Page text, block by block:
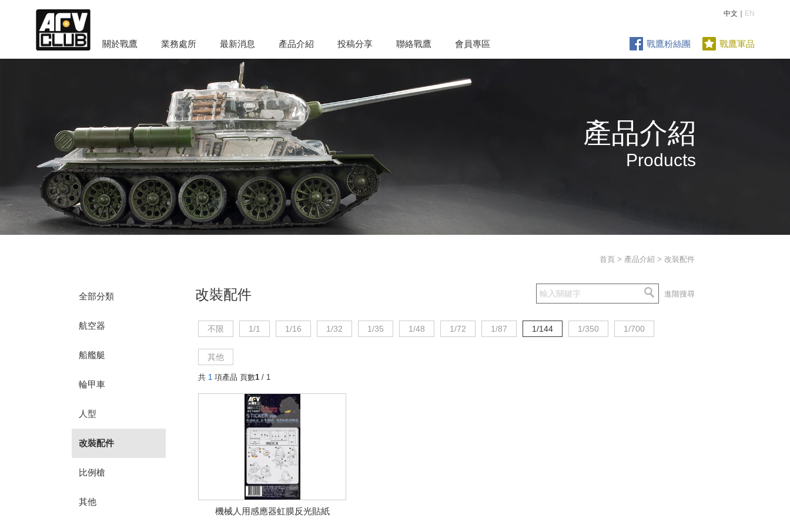
中文｜ EN
關於戰鷹 業務處所 最新消息 產品介紹 投稿分享 聯絡戰鷹 會員專區 戰鷹粉絲團 戰鷹軍品
產品介紹
Products
全部分類
航空器
船艦艇
輪甲車
人型
改裝配件
比例槍
其他
首頁 > 產品介紹 > 改裝配件
進階搜尋
改裝配件
不限 1/1 1/16 1/32 1/35 1/48 1/72 1/87 1/144 1/350 1/700
其他
共 1 項產品 頁數1 / 1
機械人用感應器虹膜反光貼紙